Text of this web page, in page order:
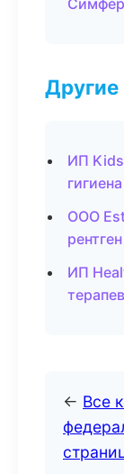
Другие
ИП
ООО
ИП
← Все